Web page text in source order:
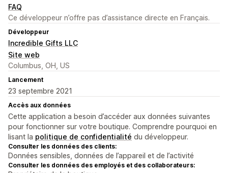
FAQ
Ce développeur n’offre pas d’assistance directe en Français.
Développeur
Incredible Gifts LLC
Site web
Columbus, OH, US
Lancement
23 septembre 2021
Accès aux données
Cette application a besoin d’accéder aux données suivantes
pour fonctionner sur votre boutique. Comprendre pourquoi en
lisant la politique de confidentialité du développeur.
Consulter les données des clients:
Données sensibles, données de l’appareil et de l’activité
Consulter les données des employés et des collaborateurs: